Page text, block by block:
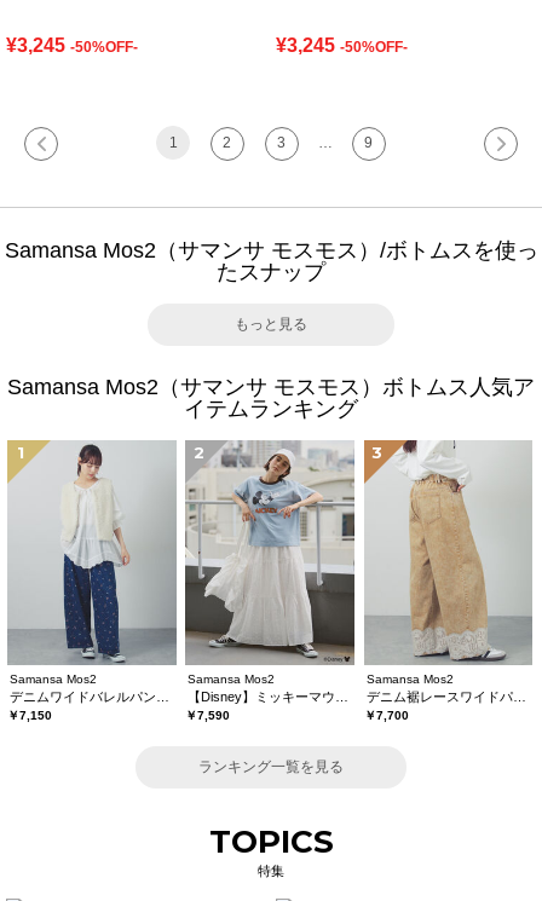
¥3,245 -50%OFF- ¥3,245 -50%OFF-
1 2 3 9
Samansa Mos2（サマンサ モスモス）/ボトムスを使っ
たスナップ
もっと見る
Samansa Mos2（サマンサ モスモス）ボトムス人気ア
イテムランキング
1
Samansa Mos2
￥7,150
2
Samansa Mos2
￥7,590
3
Samansa Mos2
デニム裾レースワイドパンツ
￥7,700
ランキング一覧を見る
TOPICS
特集